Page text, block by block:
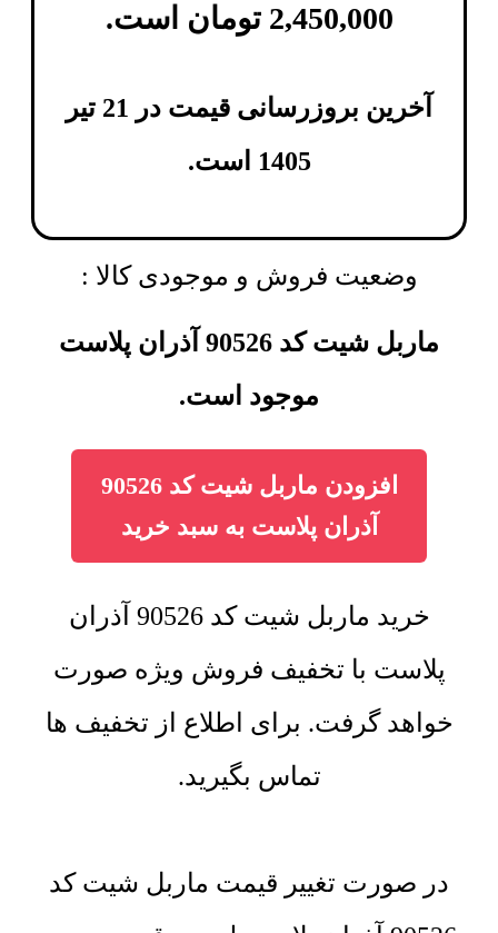
2,450,000 تومان است.
آخرین بروزرسانی قیمت در 21 تیر
1405 است.
وضعیت فروش و موجودی کالا :
ماربل شیت کد 90526 آذران پلاست
موجود است.
افزودن ماربل شیت کد 90526
آذران پلاست به سبد خرید
خرید ماربل شیت کد 90526 آذران
پلاست با تخفیف فروش ویژه صورت
خواهد گرفت. برای اطلاع از تخفیف ها
تماس بگیرید.
در صورت تغییر قیمت ماربل شیت کد